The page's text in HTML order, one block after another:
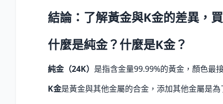
結論：了解黃金與K金的差異，
什麼是純金？什麼是K金？
純金（24K） 是指含金量99.99%的黃金，顏色最
K金是黃金與其他金屬的合金，添加其他金屬是